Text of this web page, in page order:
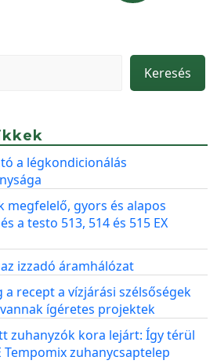
Keresés
a légkondicionálás
megfelelő, gyors és alapos
a testo 513, 514 és 515 EX
izzadó áramhálózat
a recept a vízjárási szélsőségek
ígéretes projektek
zuhanyzók kora lejárt: Így térül
Tempomix zuhanycsaptelep